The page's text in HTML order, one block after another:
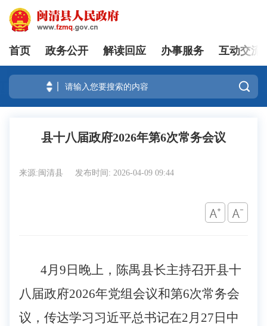
登录
首页 政务公开 解读回应 办事服务 互动交流

县十八届政府2026年第6次常务会议
来源:闽清县 发布时间: 2026-04-09 09:44
4月 9 日 晚上 ，陈禺县长主持召开县十
八届政府2026年党组会议和第6次常务会
议， 传达学习习近平总书记在2月27日中